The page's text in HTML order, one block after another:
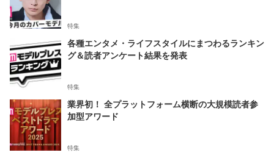
特集
各種エンタメ・ライフスタイルにまつわるランキン
グ＆読者アンケート結果を発表
特集
業界初！ 全プラットフォーム横断の大規模読者参
加型アワード
特集